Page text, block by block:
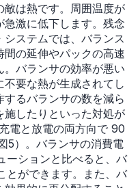
は熱です。周囲温度が
激に低下します。残念
ステムでは、バランス
の延伸やパックの高速
バランサの効率が悪い
要な熱が生成されてし
るバランサの数を減ら
施したりといった対処が
電と放電の両方向で 90
5）。バランサの消費電
ーションと比べると、バ
とができます。また、バ